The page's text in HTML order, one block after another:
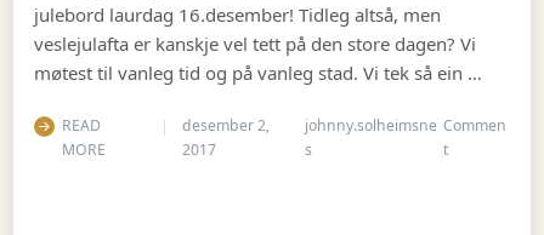
julebord laurdag 16.desember! Tidleg altså, men
veslejulafta er kanskje vel tett på den store dagen? Vi
møtest til vanleg tid og på vanleg stad. Vi tek så ein …
READ
MORE
desember 2,
2017
johnny.solheimsne
s
Commen
ton Julebord